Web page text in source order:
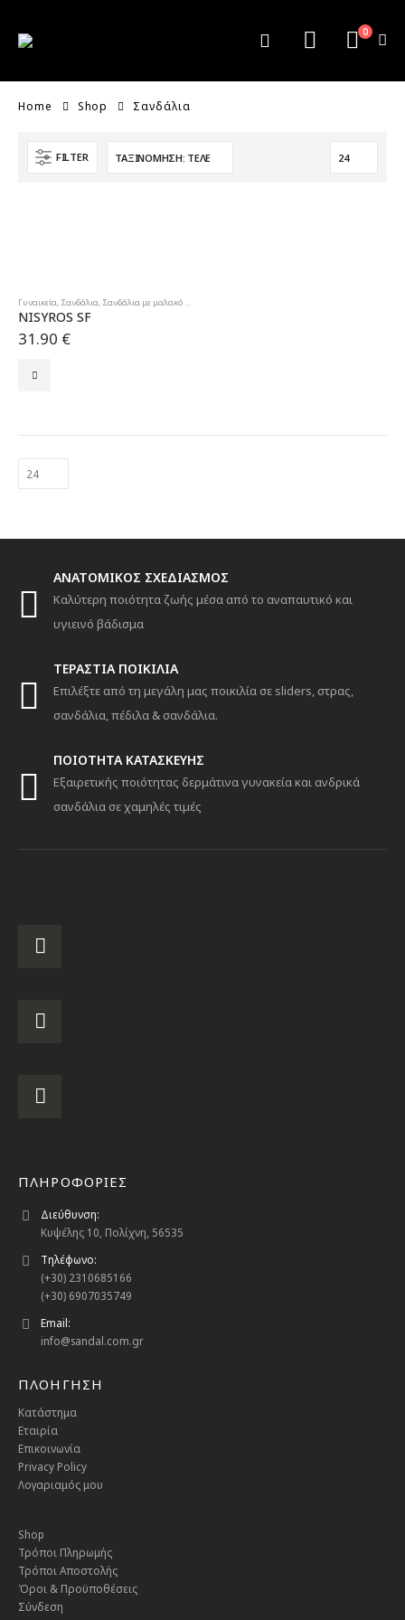
0
Home Shop Σανδάλια
FILTER
Γυναικεία, Σανδάλια, Σανδάλια με μαλακό πάτο
NISYROS SF
31.90 €
πολλαπλές
παραλλαγές.
Οι
επιλογές
σελίδα
προϊόντος
ANATOMIKΟΣ ΣΧΕΔΙΑΣΜΟΣ
Καλύτερη ποιότητα ζωής μέσα από το αναπαυτικό και
υγιεινό βάδισμα
ΤΕΡΑΣΤΙΑ ΠΟΙΚΙΛΙΑ
Επιλέξτε από τη μεγάλη μας ποικιλία σε sliders, στρας,
σανδάλια, πέδιλα & σανδάλια.
ΠΟΙΟΤΗΤΑ ΚΑΤΑΣΚΕΥΗΣ
Εξαιρετικής ποιότητας δερμάτινα γυνακεία και ανδρικά
σανδάλια σε χαμηλές τιμές
ΠΛΗΡΟΦΟΡΙΕΣ
Διεύθυνση:
Κυψέλης 10, Πολίχνη, 56535
Τηλέφωνο:
(+30) 2310685166
(+30) 6907035749
Email:
info@sandal.com.gr
ΠΛΟΗΓΗΣΗ
Κατάστημα
Εταιρία
Επικοινωνία
Privacy Policy
Λογαριαμός μου
Shop
Τρόποι Πληρωμής
Τρόποι Αποστολής
Όροι & Προϋποθέσεις
Σύνδεση